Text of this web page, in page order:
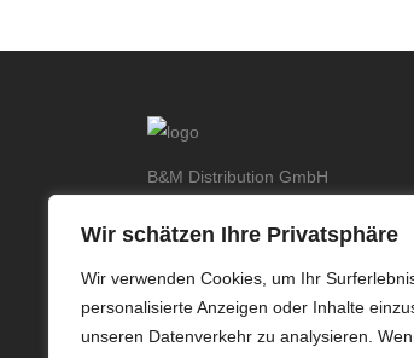
Wir schätzen Ihre Privatsphäre
Wir verwenden Cookies, um Ihr
personalisierte Anzeigen oder Inhalte
unseren Datenverkehr zu analysieren.
B&M Distribution GmbH
71287 Weissach, Germany
kontakt@bm-distribution.de
Tel: +49 (0) 7044 211 978 3
Fax: +49 (0) 7044 211 978 4